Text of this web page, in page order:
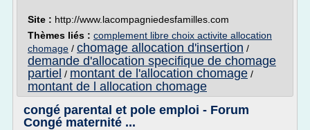
Site : http://www.lacompagniedesfamilles.com
Thèmes liés : complement libre choix activite allocation
chomage / chomage allocation d'insertion /
demande d'allocation specifique de chomage
partiel / montant de l'allocation chomage /
montant de l allocation chomage
congé parental et pole emploi - Forum
Congé maternité ...